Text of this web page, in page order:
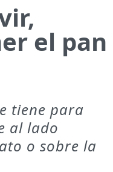
el pan
tiene para
al lado
o sobre la